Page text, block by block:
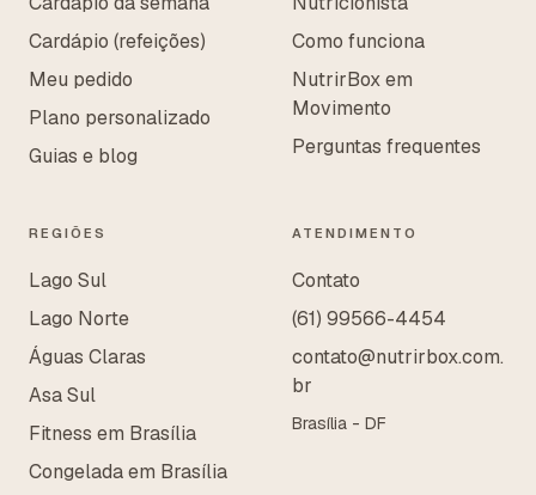
Cardápio (refeições)
Meu pedido
Plano personalizado
Guias e blog
Como funciona
NutrirBox em
Movimento
Perguntas frequentes
REGIÕES
Lago Sul
Lago Norte
Águas Claras
Asa Sul
Fitness em Brasília
Congelada em Brasília
ATENDIMENTO
Contato
(61) 99566-4454
contato@nutrirbox.com.
br
Brasília - DF